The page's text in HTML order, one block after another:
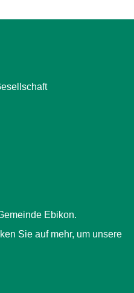
Ebikon.
Sie auf mehr, um unsere